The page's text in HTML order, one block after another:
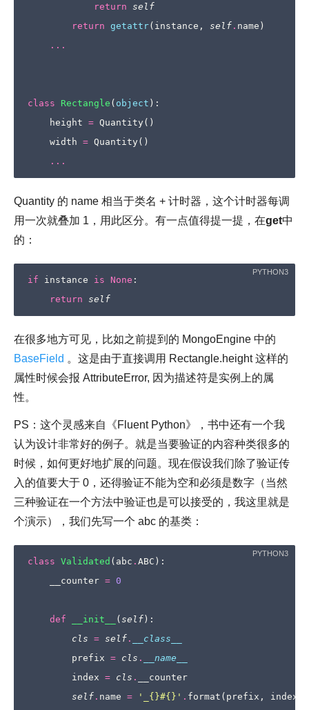
return self
return getattr( instance , self . name )
...
class Rectangle ( object ):
height = Quantity ()
width = Quantity ()
...
Quantity 的 name 相当于类名 + 计时器，这个计时器每调
用一次就叠加 1，用此区分。有一点值得提一提，在get中
的：
if instance is None :
return self
在很多地方可见，比如之前提到的 MongoEngine 中的
BaseField 。这是由于直接调用 Rectangle.height 这样的
属性时候会报 AttributeError, 因为描述符是实例上的属
性。
PS：这个灵感来自《Fluent Python》，书中还有一个我
认为设计非常好的例子。就是当要验证的内容种类很多的
时候，如何更好地扩展的问题。现在假设我们除了验证传
入的值要大于 0，还得验证不能为空和必须是数字（当然
三种验证在一个方法中验证也是可以接受的，我这里就是
个演示），我们先写一个 abc 的基类：
class Validated ( abc . ABC ):
__counter = 0
def __init__ ( self ):
cls = self .
__class__
prefix = cls .
__name__
index = cls .
__counter
self . name = '_ {}#{} ' . format ( prefix , index